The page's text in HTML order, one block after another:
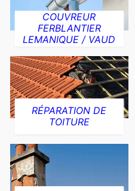
COUVREUR
FERBLANTIER
LEMANIQUE / VAUD
RÉPARATION DE
TOITURE